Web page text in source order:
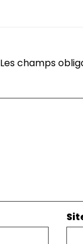
Les champs